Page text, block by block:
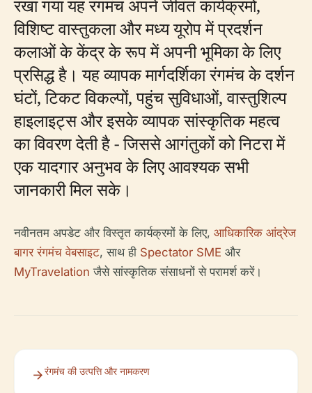
रखा गया यह रंगमंच अपने जीवंत कार्यक्रमों,
विशिष्ट वास्तुकला और मध्य यूरोप में प्रदर्शन
कलाओं के केंद्र के रूप में अपनी भूमिका के लिए
प्रसिद्ध है। यह व्यापक मार्गदर्शिका रंगमंच के दर्शन
घंटों, टिकट विकल्पों, पहुंच सुविधाओं, वास्तुशिल्प
हाइलाइट्स और इसके व्यापक सांस्कृतिक महत्व
का विवरण देती है - जिससे आगंतुकों को निटरा में
एक यादगार अनुभव के लिए आवश्यक सभी
जानकारी मिल सके।
नवीनतम अपडेट और विस्तृत कार्यक्रमों के लिए, आधिकारिक आंद्रेज
बागर रंगमंच वेबसाइट, साथ ही Spectator SME और
MyTravelation जैसे सांस्कृतिक संसाधनों से परामर्श करें।
रंगमंच की उत्पत्ति और नामकरण